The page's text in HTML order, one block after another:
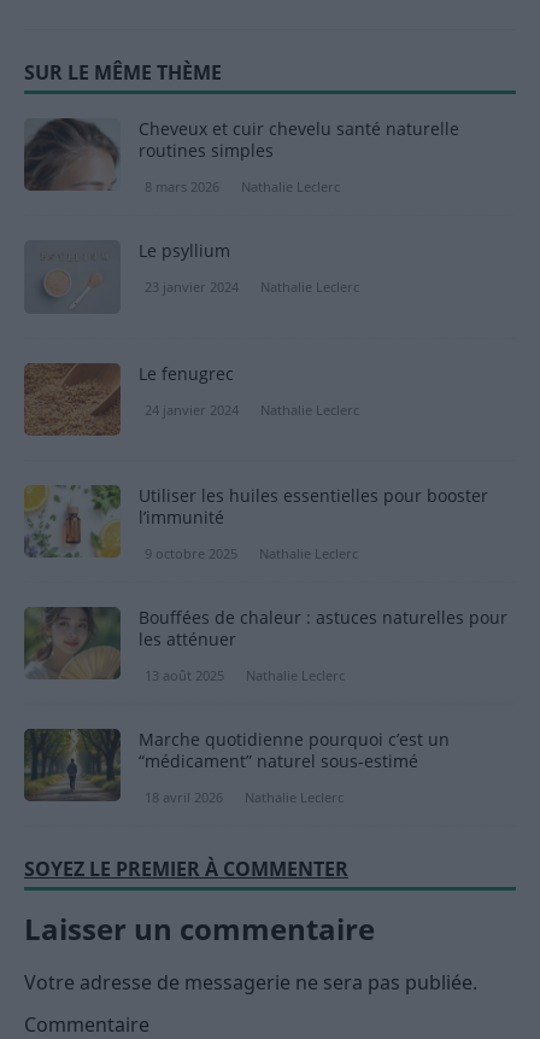
SUR LE MÊME THÈME
Cheveux et cuir chevelu santé naturelle
routines simples
8 mars 2026 Nathalie Leclerc
Le psyllium
23 janvier 2024 Nathalie Leclerc
Le fenugrec
24 janvier 2024 Nathalie Leclerc
Utiliser les huiles essentielles pour booster
l’immunité
9 octobre 2025 Nathalie Leclerc
Bouffées de chaleur : astuces naturelles pour
les atténuer
13 août 2025 Nathalie Leclerc
Marche quotidienne pourquoi c’est un
“médicament” naturel sous-estimé
18 avril 2026 Nathalie Leclerc
SOYEZ LE PREMIER À COMMENTER
Laisser un commentaire
Votre adresse de messagerie ne sera pas publiée.
Commentaire